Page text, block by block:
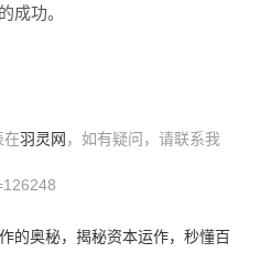
成功。
在羽灵网 ，如有疑问，请联系我
的奥秘，揭秘资本运作，秒懂百